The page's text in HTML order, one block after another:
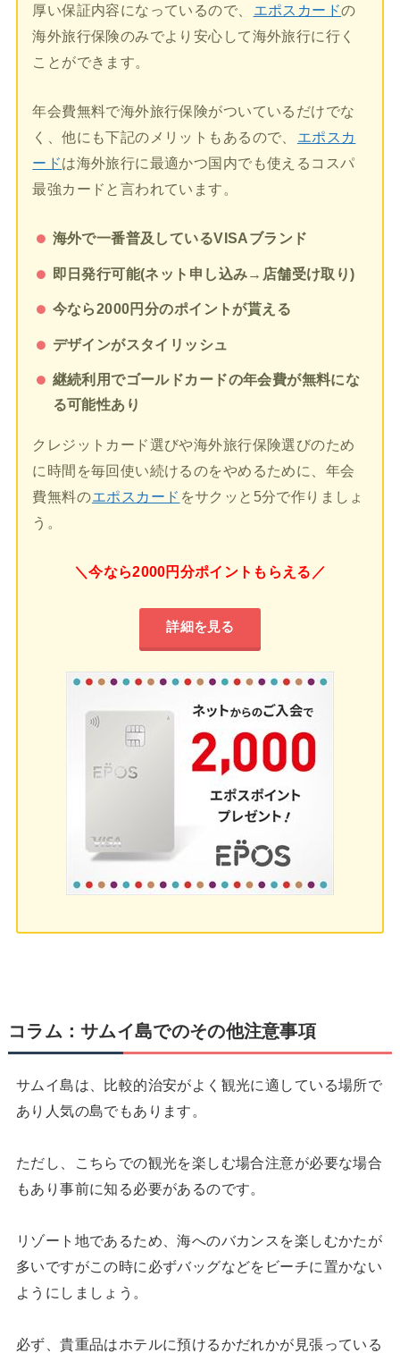
厚い保証内容になっているので、
エポスカードの
海外旅行保険のみでより安心して海外旅行に行く
ことができます。
年会費無料で海外旅行保険がついているだけでな
く、他にも下記のメリットもあるので、
エポスカ
ードは海外旅行に最適かつ国内でも使えるコスパ
最強カードと言われています。
海外で一番普及しているVISAブランド
即日発行可能(ネット申し込み→店舗受け取り)
今なら2000円分のポイントが貰える
デザインがスタイリッシュ
継続利用でゴールドカードの年会費が無料にな
る可能性あり
クレジットカード選びや海外旅行保険選びのため
に時間を毎回使い続けるのをやめるために、年会
費無料のエポスカード をサクッと5分で作りましょ
う。
＼今なら2000円分ポイントもらえる／
詳細を見る
コラム：サムイ島でのその他注意事項
サムイ島は、比較的治安がよく観光に適している場所で
あり人気の島でもあります。
ただし、こちらでの観光を楽しむ場合注意が必要な場合
もあり事前に知る必要があるのです。
リゾート地であるため、海へのバカンスを楽しむかたが
多いですがこの時に必ずバッグなどをビーチに置かない
ようにしましょう。
必ず、貴重品はホテルに預けるかだれかが見張っている